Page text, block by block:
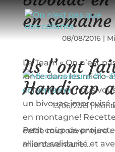
en semaine
08/08/2016|
La Team « On n’est
lance dans les micro-
commencer nous
un bivouac improvisé
en montagne!
cette microaventure
microaventure...
Ils l’ont
Handicap
13/06/2015|
Petit coup de
alliant solidarité et